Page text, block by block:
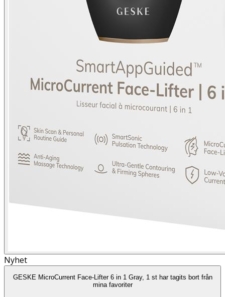
Nyhet
GESKE MicroCurrent Face-Lifter 6 in 1 Gray, 1 st har tagits bort från
mina favoriter